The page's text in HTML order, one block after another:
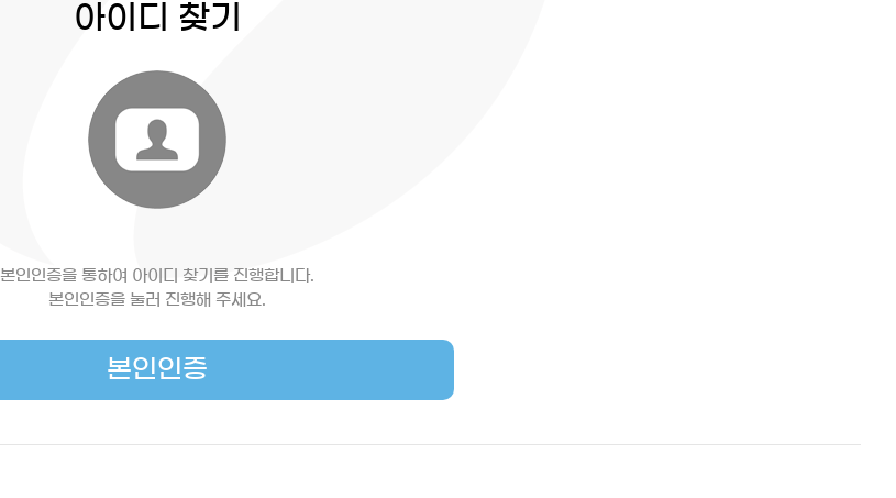
아이디 찾기
본인인증을 통하여 아이디 찾기를 진행합니다.
본인인증을 눌러 진행해 주세요.
본인인증